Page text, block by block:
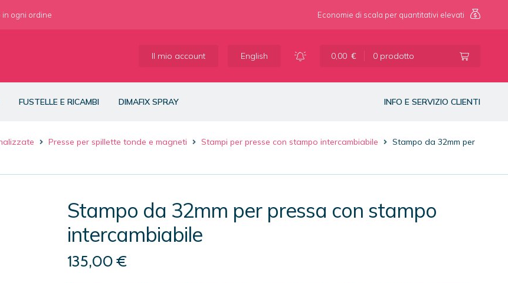
in ogni ordine Economie di scala per quantitativi elevati
navigazione
contenuto
Il mio account English 0,00 € 0 prodotto
FUSTELLE E RICAMBI DIMAFIX SPRAY INFO E SERVIZIO CLIENTI
Presse per spillette tonde e magneti Stampi per presse con stampo intercambiabile
Stampo da 32mm per
Stampo da 32mm per pressa con stampo
intercambiabile
135,00€